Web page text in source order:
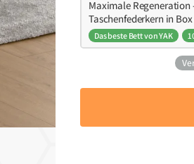
Maximale
Taschenfederkern in
Das beste Bett von YAK